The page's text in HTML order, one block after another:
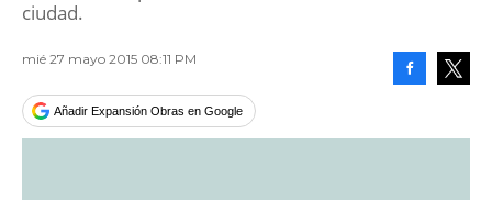
ciudad.
mié 27 mayo 2015 08:11 PM
Añadir Expansión Obras en Google